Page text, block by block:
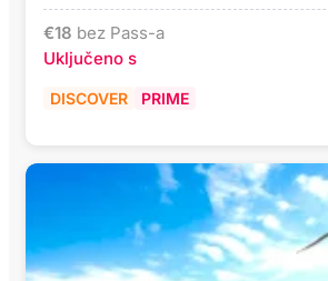
€18 bez Pass-a
Uključeno s
DISCOVER PRIME